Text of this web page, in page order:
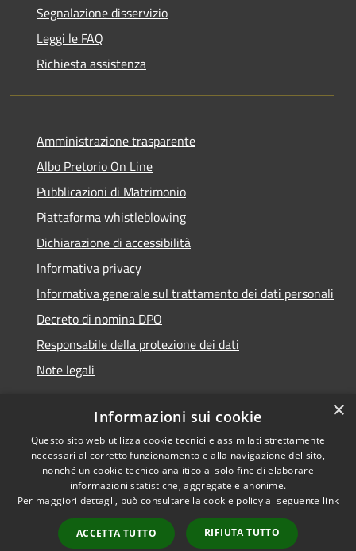
Segnalazione disservizio
Leggi le FAQ
Richiesta assistenza
Amministrazione trasparente
Albo Pretorio On Line
Pubblicazioni di Matrimonio
Piattaforma whistleblowing
Dichiarazione di accessibilità
Informativa privacy
Informativa generale sul trattamento dei dati personali
Decreto di nomina DPO
Responsabile della protezione dei dati
Note legali
RSS
Accessibilità
Cookie
Mappa del sito
Piano di miglioramento
© 2021 - 2026 Comune di
Chiavari -Area Riservata
×
Informazioni sui cookie
Questo sito web utilizza cookie tecnici e assimilati strettamente
necessari al corretto funzionamento e alla navigazione del sito,
nonché un cookie tecnico analitico al solo fine di elaborare
informazioni statistiche, aggregate e anonime.
Per maggiori dettagli, può consultare la cookie policy al seguente link
ACCETTA TUTTO RIFIUTA TUTTO